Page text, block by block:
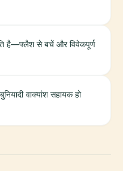
है—फ्लैश से बचें और विवेकपूर्ण
वाक्यांश सहायक हो